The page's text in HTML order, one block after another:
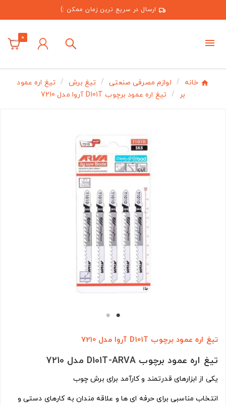
ارسال در سریع ترین زمان ممکن :)
0
خانه لوازم مصرفی صنعتی تیغ برش
تیغ اره عمود
بر
تيغ اره عمود برچوب D101T آروا مدل 7210
تيغ اره عمود برچوب D101T آروا مدل 7210
تيغ اره عمود برچوب D101T-ARVA مدل 7210
یکی از ابزارهای قدرتمند و کارآمد برای برش چوب
انتخاب مناسبی برای حرفه ای ها و علاقه مندان به کارهای دستی و